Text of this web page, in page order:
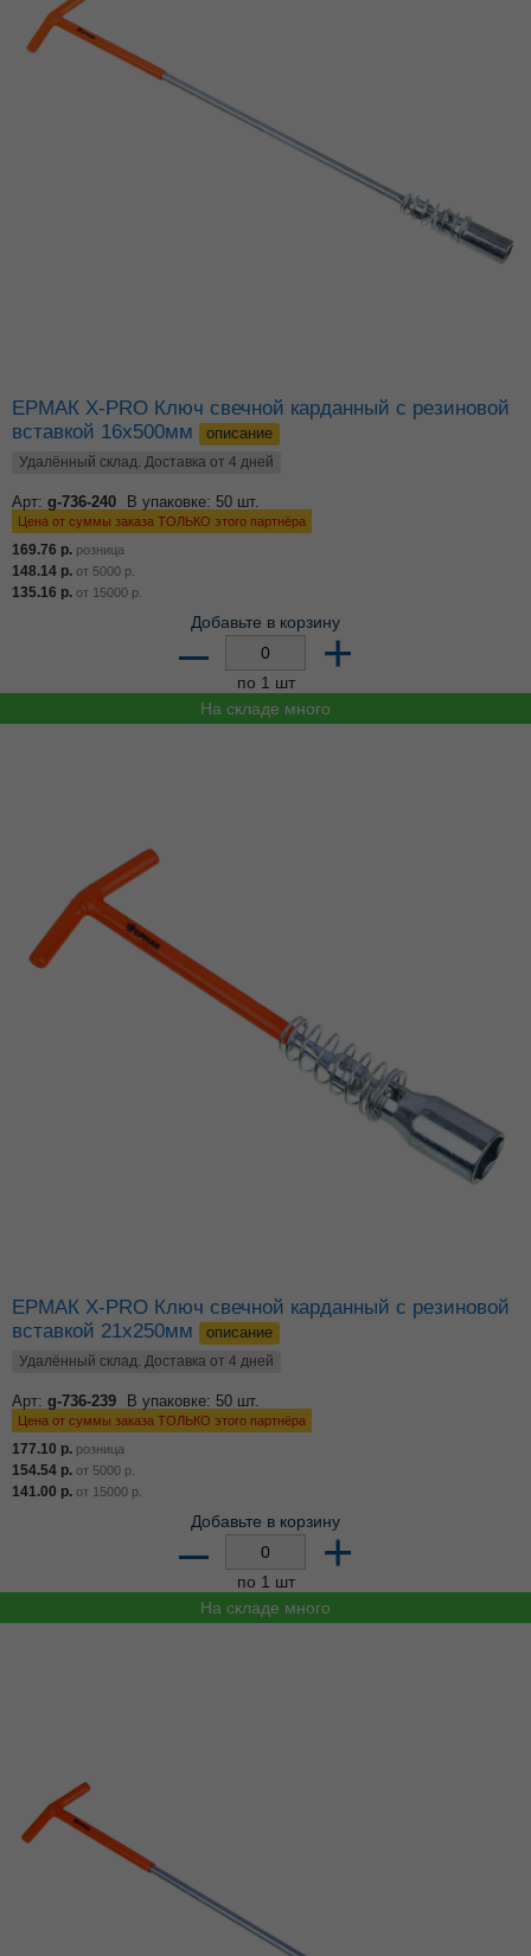
ЕРМАК X-PRO Ключ свечной карданный с резиновой
вставкой 16x500мм
описание
Удалённый склад. Доставка от 4 дней
Арт: g-736-240 В упаковке: 50 шт.
Цена от суммы заказа ТОЛЬКО этого партнёра
169.76 р. розница
148.14 р. от 5000 р.
135.16 р. от 15000 р.
Добавьте в корзину
– +
по 1 шт
На складе много
ЕРМАК X-PRO Ключ свечной карданный с резиновой
вставкой 21x250мм
описание
Удалённый склад. Доставка от 4 дней
Арт: g-736-239 В упаковке: 50 шт.
Цена от суммы заказа ТОЛЬКО этого партнёра
177.10 р. розница
154.54 р. от 5000 р.
141.00 р. от 15000 р.
Добавьте в корзину
– +
по 1 шт
На складе много